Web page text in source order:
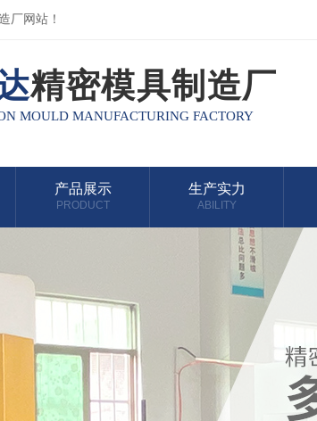
厂网站！
精密模具制造厂
MOULD MANUFACTURING FACTORY
产品展示
PRODUCT
生产实力
ABILITY